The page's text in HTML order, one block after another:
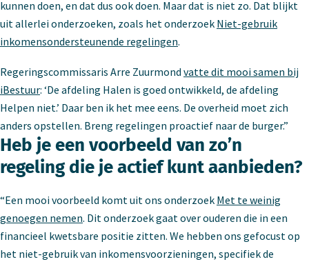
kunnen doen, en dat dus ook doen. Maar dat is niet zo. Dat blijkt
uit allerlei onderzoeken, zoals het onderzoek Niet-gebruik
inkomensondersteunende regelingen.
Regeringscommissaris Arre Zuurmond vatte dit mooi samen bij
iBestuur: ‘De afdeling Halen is goed ontwikkeld, de afdeling
Helpen niet.’ Daar ben ik het mee eens. De overheid moet zich
anders opstellen. Breng regelingen proactief naar de burger.”
Heb je een voorbeeld van zo’n
regeling die je actief kunt aanbieden?
“Een mooi voorbeeld komt uit ons onderzoek Met te weinig
genoegen nemen. Dit onderzoek gaat over ouderen die in een
financieel kwetsbare positie zitten. We hebben ons gefocust op
het niet-gebruik van inkomensvoorzieningen, specifiek de